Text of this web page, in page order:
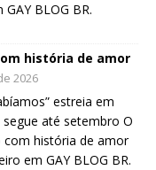
BLOG BR.
história de amor
2026
estreia em
até setembro O
com história de amor
em GAY BLOG BR.